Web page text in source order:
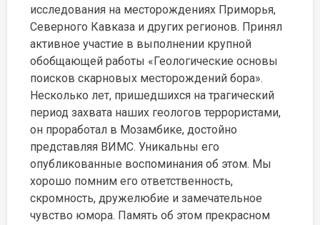
исследования на месторождениях Приморья,
Северного Кавказа и других регионов. Принял
активное участие в выполнении крупной
обобщающей работы «Геологические основы
поисков скарновых месторождений бора».
Несколько лет, пришедшихся на трагический
период захвата наших геологов террористами,
он проработал в Мозамбике, достойно
представляя ВИМС. Уникальны его
опубликованные воспоминания об этом. Мы
хорошо помним его ответственность,
скромность, дружелюбие и замечательное
чувство юмора. Память об этом прекрасном